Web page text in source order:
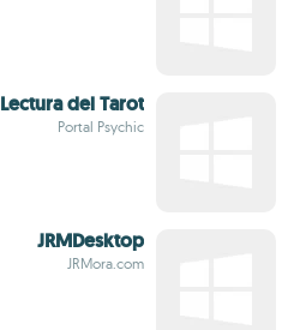
Lectura del Tarot
Portal Psychic
JRMDesktop
JRMora.com